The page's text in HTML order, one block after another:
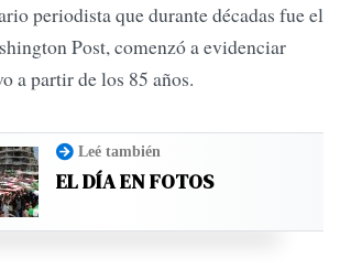
periodista que durante décadas fue el
Post, comenzó a evidenciar
a partir de los 85 años.
Leé también
EL DÍA EN FOTOS